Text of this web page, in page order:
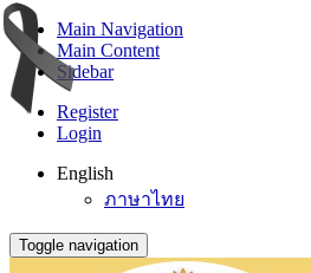
Main Navigation
Main Content
Sidebar
Register
Login
English
ภาษาไทย
Toggle navigation